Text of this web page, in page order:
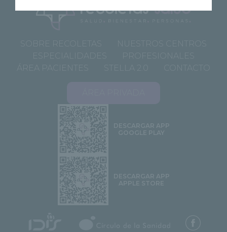
SOBRE RECOLETAS
NUESTROS CENTROS
ESPECIALIDADES
PROFESIONALES
ÁREA PACIENTES
STELLA 2.0 CONTACTO
DESCARGAR APP
GOOGLE PLAY
DESCARGAR APP
APPLE STORE